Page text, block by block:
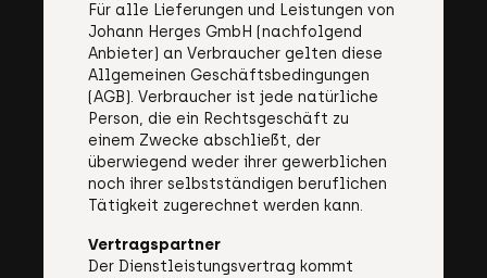
Für alle Lieferungen und Leistungen von
Johann Herges GmbH (nachfolgend
Anbieter) an Verbraucher gelten diese
Allgemeinen Geschäftsbedingungen
(AGB). Verbraucher ist jede natürliche
Person, die ein Rechtsgeschäft zu
einem Zwecke abschließt, der
überwiegend weder ihrer gewerblichen
noch ihrer selbstständigen beruflichen
Tätigkeit zugerechnet werden kann.
Vertragspartner
Der Dienstleistungsvertrag kommt